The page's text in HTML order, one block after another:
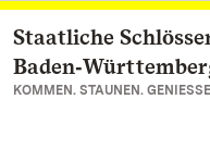
Zum Hauptinhalt
Staatliche
KOMMEN. STAUNEN.